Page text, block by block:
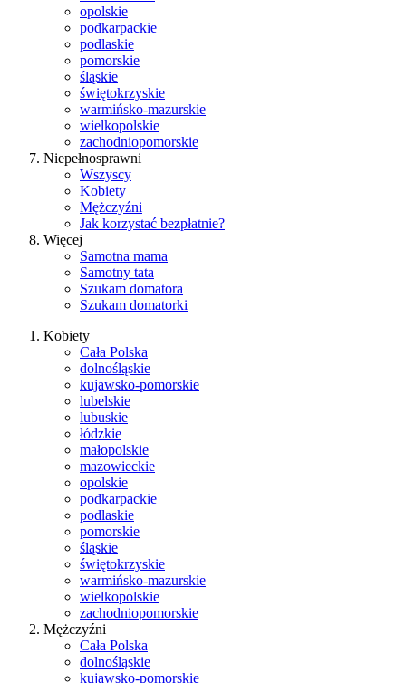
opolskie
podkarpackie
podlaskie
pomorskie
śląskie
świętokrzyskie
warmińsko-mazurskie
wielkopolskie
zachodniopomorskie
Niepełnosprawni
Wszyscy
Kobiety
Mężczyźni
Jak korzystać bezpłatnie?
Więcej
Samotna mama
Samotny tata
Szukam domatora
Szukam domatorki
Kobiety
Cała Polska
dolnośląskie
kujawsko-pomorskie
lubelskie
lubuskie
łódzkie
małopolskie
mazowieckie
opolskie
podkarpackie
podlaskie
pomorskie
śląskie
świętokrzyskie
warmińsko-mazurskie
wielkopolskie
zachodniopomorskie
Mężczyźni
Cała Polska
dolnośląskie
kujawsko-pomorskie